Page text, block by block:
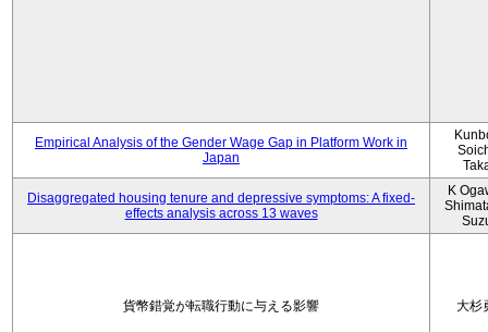
Empirical Analysis of the Gender Wage Gap in Platform Work in
Japan
Disaggregated housing tenure and depressive symptoms: A fixed-
effects analysis across 13 waves
K
貨幣錯覚が転職行動に与える影響 大杉